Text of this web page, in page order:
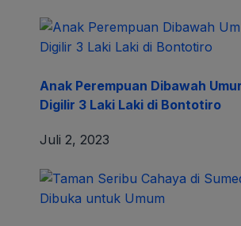
Anak Perempuan Dibawah
Digilir 3 Laki Laki di Bontotiro
Juli 2, 2023